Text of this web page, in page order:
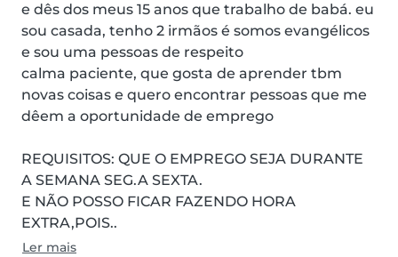
e dês dos meus 15 anos que trabalho de babá. eu
sou casada, tenho 2 irmãos é somos evangélicos
e sou uma pessoas de respeito
calma paciente, que gosta de aprender tbm
novas coisas e quero encontrar pessoas que me
dêem a oportunidade de emprego
REQUISITOS: QUE O EMPREGO SEJA DURANTE
A SEMANA SEG.A SEXTA.
E NÃO POSSO FICAR FAZENDO HORA
EXTRA,POIS..
Ler mais